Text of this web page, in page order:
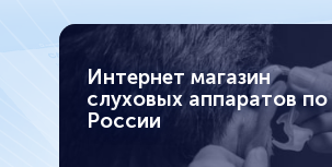
Интернет магазин
слуховых аппаратов по
России